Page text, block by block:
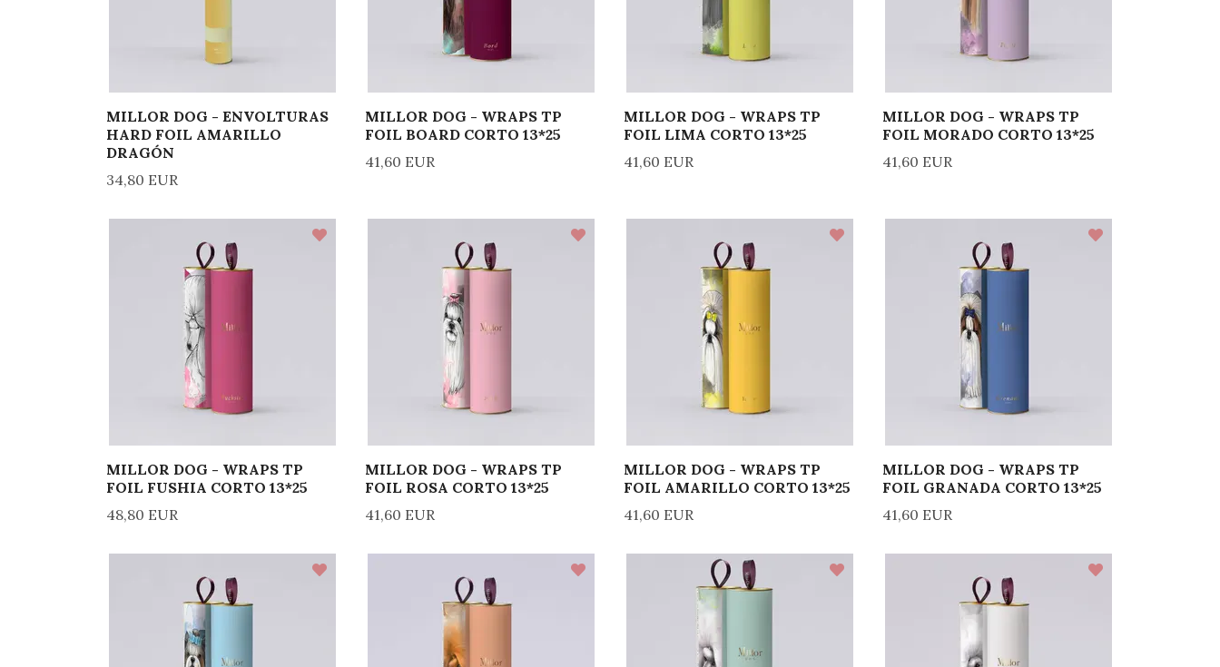
MILLOR DOG - ENVOLTURAS
HARD FOIL AMARILLO
DRAGÓN
34,80 EUR
MILLOR DOG - WRAPS TP
FOIL BOARD CORTO 13*25
41,60 EUR
MILLOR DOG - WRAPS TP
FOIL LIMA CORTO 13*25
41,60 EUR
MILLOR DOG - WRAPS TP
FOIL MORADO CORTO 13*25
41,60 EUR
MILLOR DOG - WRAPS TP
FOIL FUSHIA CORTO 13*25
48,80 EUR
MILLOR DOG - WRAPS TP
FOIL ROSA CORTO 13*25
41,60 EUR
MILLOR DOG - WRAPS TP
FOIL AMARILLO CORTO 13*25
41,60 EUR
MILLOR DOG - WRAPS TP
FOIL GRANADA CORTO 13*25
41,60 EUR